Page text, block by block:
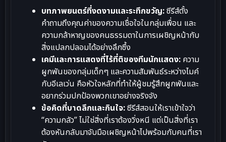
บทภาพยนตร์ที่งดงามและระทึกขวัญ:ซีรีส์ตั้ง
คำถามถึงคุณค่าของความเชื่อใจในกลุ่มเพื่อน และ
ความกล้าหาญของคนธรรมดาในการเผชิญหน้ากับ
สิ่งแปลกปลอมได้อย่างลึกซึ้ง
เคมีและการแสดงที่ไร้ที่ติของทีมนักแสดง: ความ
ผูกพันของกลุ่มเด็กๆ และความสัมพันธ์ระหว่างไมค์
กับอีเลเว่น คือหัวใจหลักที่ทำให้ผู้ชมรู้สึกผูกพันและ
อยากร่วมปกป้องพวกเขาอย่างจริงจัง
ข้อคิดที่บาดลึกและกินใจ:ซีรีส์สอนให้เราเข้าใจว่า
“ความกลัว” ไม่ใช่สิ่งที่เราต้องวิ่งหนี แต่เป็นสิ่งที่เรา
ต้องหันกลับมาจับมือเผชิญหน้าไปพร้อมกับคนที่เรา